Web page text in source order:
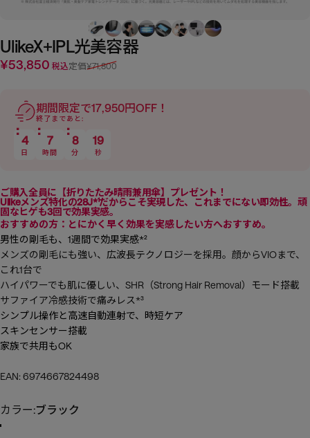
UlikeX+IPL光美容器
セール価格
¥53,850 税込
通常価格 定価¥71,800
期間限定で17,950円OFF！
終了まであと:
4
日
7
時間
8
分
17
秒
ご購入全員に【折りたたみ晴雨兼用傘】プレゼント！
Ulikeメンズ特化の28J*¹だからこそ実現した、これまでにない即効性。頑
固なヒゲも3回で効果実感。
おすすめの方： とにかく早く効果を実感したい方へおすすめ。
男性の剛毛も、1週間で効果実感*²
メンズの剛毛にも強い、広波長テクノロジーを採用。顔からVIOまで、
これ1台で
ハイパワーでも肌に優しい、SHR（Strong Hair Removal）モード搭載
サファイア冷感技術で痛みレス*³
シンプル操作と高速自動連射で、時短ケア
スキンセンサー搭載
家族で共用もOK
EAN:6974667824498
カラー
カラー:ブラック